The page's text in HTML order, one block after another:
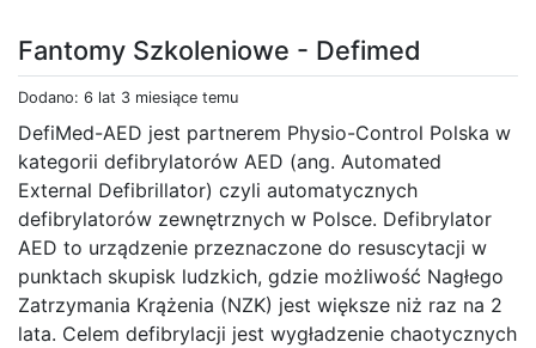
Fantomy Szkoleniowe - Defimed
Dodano: 6 lat 3 miesiące temu
DefiMed-AED jest partnerem Physio-Control Polska w
kategorii defibrylatorów AED (ang. Automated
External Defibrillator) czyli automatycznych
defibrylatorów zewnętrznych w Polsce. Defibrylator
AED to urządzenie przeznaczone do resuscytacji w
punktach skupisk ludzkich, gdzie możliwość Nagłego
Zatrzymania Krążenia (NZK) jest większe niż raz na 2
lata. Celem defibrylacji jest wygładzenie chaotycznych